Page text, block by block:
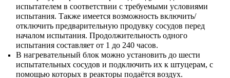
испытателем в соответствии с требуемыми условиями
испытания. Также имеется возможность включить/
отключить предварительную продувку сосудов перед
началом испытания. Продолжительность одного
испытания составляет от 1 до 240 часов.
В нагревательный блок можно установить до шести
испытательных сосудов и подключить их к штуцерам, с
помощью которых в реакторы подаётся воздух.